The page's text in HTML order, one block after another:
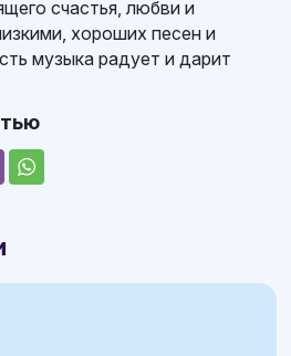
счастья, любви и
хороших песен и
музыка радует и дарит